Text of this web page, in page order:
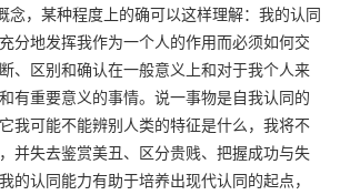
念，某种程度上的确可以这样理解：我的认同
分地发挥我作为一个人的作用而必须如何交
、区别和确认在一般意义上和对于我个人来
有重要意义的事情。说一事物是自我认同的
我可能不能辨别人类的特征是什么，我将不
并失去鉴赏美丑、区分贵贱、把握成功与失
的认同能力有助于培养出现代认同的起点，